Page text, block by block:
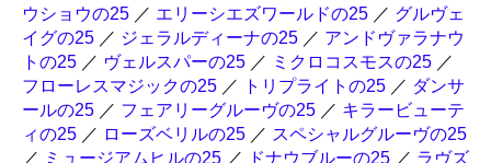
ウショウの25 ／ エリーシエズワールドの25 ／ グルヴェ
イグの25 ／ ジェラルディーナの25 ／ アンドヴァラナウ
トの25 ／ ヴェルスパーの25 ／ ミクロコスモスの25 ／
フローレスマジックの25 ／ トリプライトの25 ／ ダンサ
ールの25 ／ フェアリーグルーヴの25 ／ キラービューテ
ィの25 ／ ローズベリルの25 ／ スペシャルグルーヴの25
／ ミュージアムヒルの25 ／ ドナウブルーの25 ／ ラヴズ